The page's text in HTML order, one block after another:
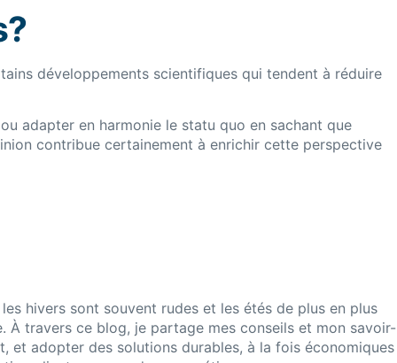
développements scientifiques qui tendent à réduire
adapter en harmonie le statu quo en sachant que
contribue certainement à enrichir cette perspective
hivers sont souvent rudes et les étés de plus en plus
À travers ce blog, je partage mes conseils et mon savoir-
et adopter des solutions durables, à la fois économiques